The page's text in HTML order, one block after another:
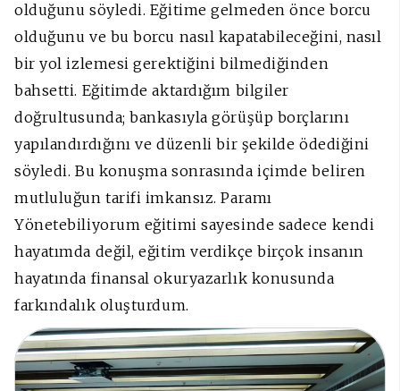
olduğunu söyledi. Eğitime gelmeden önce borcu
olduğunu ve bu borcu nasıl kapatabileceğini, nasıl
bir yol izlemesi gerektiğini bilmediğinden
bahsetti. Eğitimde aktardığım bilgiler
doğrultusunda; bankasıyla görüşüp borçlarını
yapılandırdığını ve düzenli bir şekilde ödediğini
söyledi. Bu konuşma sonrasında içimde beliren
mutluluğun tarifi imkansız. Paramı
Yönetebiliyorum eğitimi sayesinde sadece kendi
hayatımda değil, eğitim verdikçe birçok insanın
hayatında finansal okuryazarlık konusunda
farkındalık oluşturdum.